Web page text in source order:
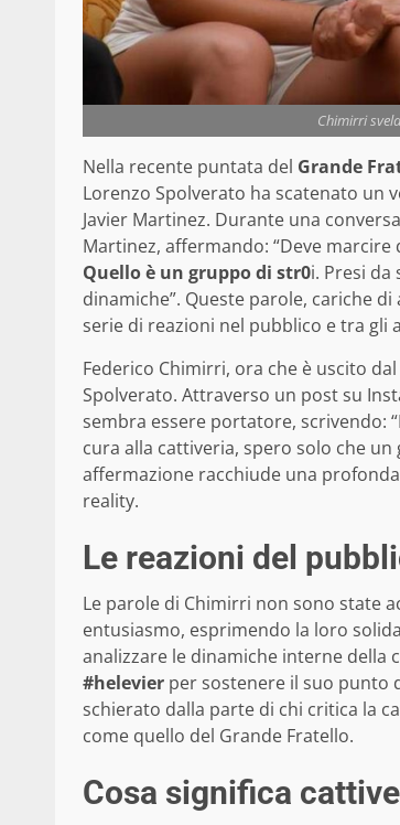
Chimirri
Nella recente puntata del Grande
Lorenzo Spolverato ha scatenato un
Javier Martinez. Durante una
Martinez, affermando: “Deve marcire
Quello è un gruppo di str0i. Presi
dinamiche”. Queste parole, cariche
serie di reazioni nel pubblico e tra gli
Federico Chimirri, ora che è uscito
Spolverato. Attraverso un post su
sembra essere portatore, scrivendo:
cura alla cattiveria, spero solo che
affermazione racchiude una
reality.
Le reazioni del
Le parole di Chimirri non sono state
entusiasmo, esprimendo la loro
analizzare le dinamiche interne della
#helevier per sostenere il suo punto
schierato dalla parte di chi critica la
come quello del Grande Fratello.
Cosa significa